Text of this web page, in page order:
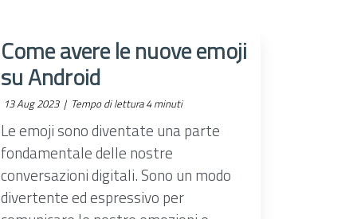
Come avere le nuove emoji
su Android
13 Aug 2023 | Tempo di lettura 4 minuti
Le emoji sono diventate una parte
fondamentale delle nostre
conversazioni digitali. Sono un modo
divertente ed espressivo per